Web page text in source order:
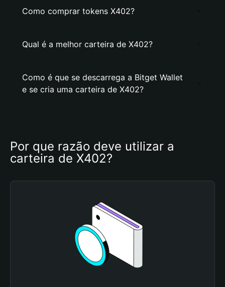
Como comprar tokens X402?
Qual é a melhor carteira de X402?
Como é que se descarrega a Bitget Wallet
e se cria uma carteira de X402?
Por que razão deve utilizar a
carteira de X402?